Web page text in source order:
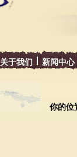
关于我们 新闻中心
你的位